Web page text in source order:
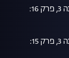
אהבה חדשה, עונה 3, פרק 16:
אהבה חדשה, עונה 3, פרק 15: